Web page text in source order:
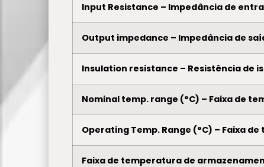
Input Resistance – Impedância de
Output impedance – Impedância de
Insulation resistance – Resistência de
Nominal temp. range (°C) – Faixa de
Operating Temp. Range (°C) – Faixa
Faixa de temperatura de